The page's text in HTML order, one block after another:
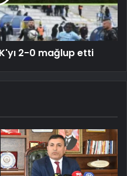
2-0 mağlup etti